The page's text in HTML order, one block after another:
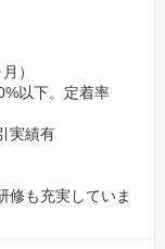
）
以下。定着率
実績有
修も充実していま